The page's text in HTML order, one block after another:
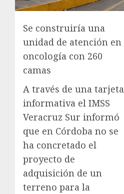
Se construiría una
unidad de atención en
oncología con 260
camas
A través de una tarjeta
informativa el IMSS
Veracruz Sur informó
que en Córdoba no se
ha concretado el
proyecto de
adquisición de un
terreno para la